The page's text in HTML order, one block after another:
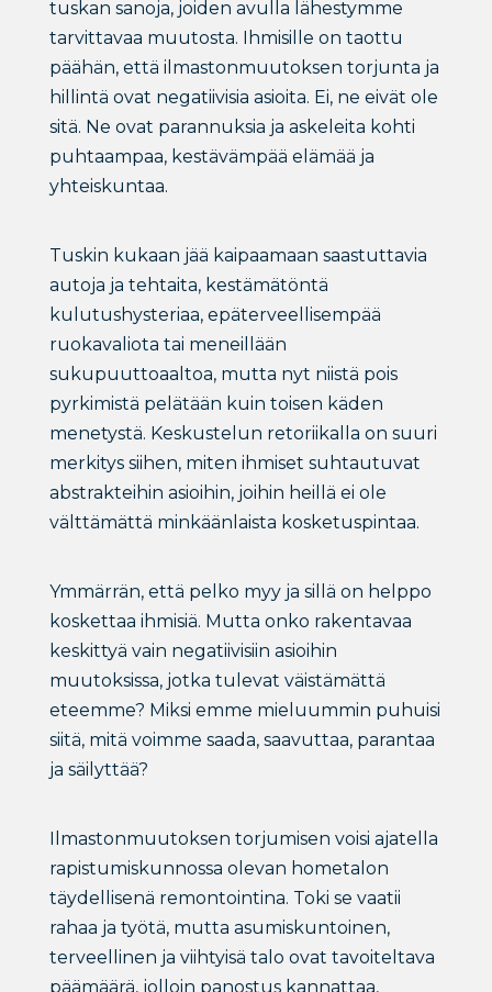
tuskan sanoja, joiden avulla lähestymme
tarvittavaa muutosta. Ihmisille on taottu
päähän, että ilmastonmuutoksen torjunta ja
hillintä ovat negatiivisia asioita. Ei, ne eivät ole
sitä. Ne ovat parannuksia ja askeleita kohti
puhtaampaa, kestävämpää elämää ja
yhteiskuntaa.
Tuskin kukaan jää kaipaamaan saastuttavia
autoja ja tehtaita, kestämätöntä
kulutushysteriaa, epäterveellisempää
ruokavaliota tai meneillään
sukupuuttoaaltoa, mutta nyt niistä pois
pyrkimistä pelätään kuin toisen käden
menetystä. Keskustelun retoriikalla on suuri
merkitys siihen, miten ihmiset suhtautuvat
abstrakteihin asioihin, joihin heillä ei ole
välttämättä minkäänlaista kosketuspintaa.
Ymmärrän, että pelko myy ja sillä on helppo
koskettaa ihmisiä. Mutta onko rakentavaa
keskittyä vain negatiivisiin asioihin
muutoksissa, jotka tulevat väistämättä
eteemme? Miksi emme mieluummin puhuisi
siitä, mitä voimme saada, saavuttaa, parantaa
ja säilyttää?
Ilmastonmuutoksen torjumisen voisi ajatella
rapistumiskunnossa olevan hometalon
täydellisenä remontointina. Toki se vaatii
rahaa ja työtä, mutta asumiskuntoinen,
terveellinen ja viihtyisä talo ovat tavoiteltava
päämäärä, jolloin panostus kannattaa,